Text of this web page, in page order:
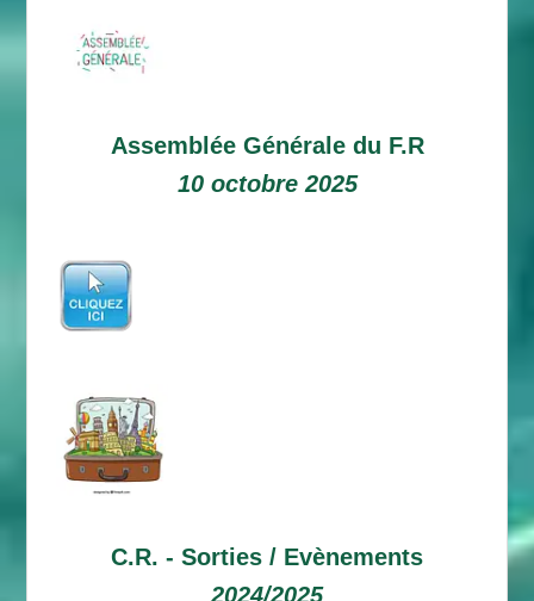
Assemblée Générale du F.R
10 octobre 2025
C.R. - Sorties / Evènements
2024/2025